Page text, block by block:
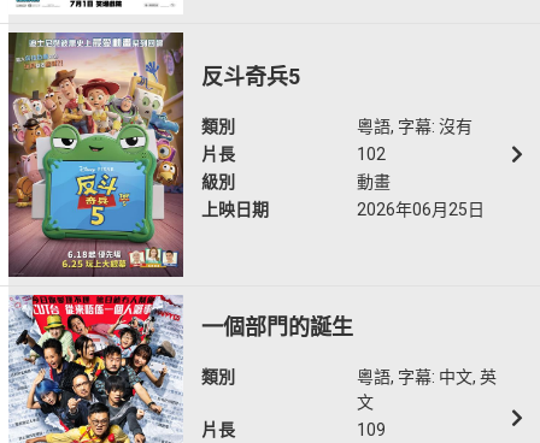
反斗奇兵5
類別
粵語, 字幕: 沒有
片長
102
級別
動畫
上映日期
2026年06月25日
一個部門的誕生
類別
粵語, 字幕: 中文, 英
文
片長
109